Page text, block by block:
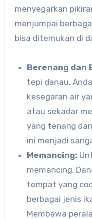
menyegarkan
menjumpai
bisa ditemukan di
Berenang dan
tepi danau,
kesegaran air
atau sekadar
yang tenang
ini menjadi
Memancing:
memancing,
tempat yang
berbagai jenis
Membawa